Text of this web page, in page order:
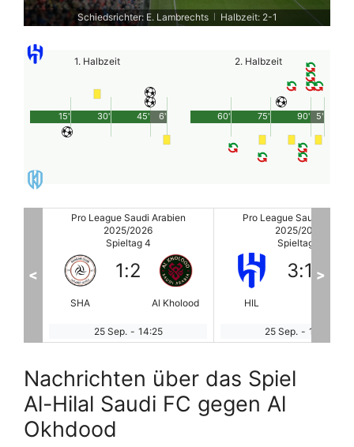
Schiedsrichter: E. Lambrechts Halbzeit: 2-1
1. Halbzeit
45'
15' 30' 6'
2. Halbzeit
90'
60' 75' 5'
Pro League Saudi Arabien
2025/2026
Spieltag 4
HIL
3:1
Al Okhdood
25 Sep. - 17:00
Pro League Saudi
2025/2026
Spieltag 4
HAZ
0:2
26 Sep. - 14:35
< >
Nachrichten über das Spiel
Al-Hilal Saudi FC gegen Al
Okhdood